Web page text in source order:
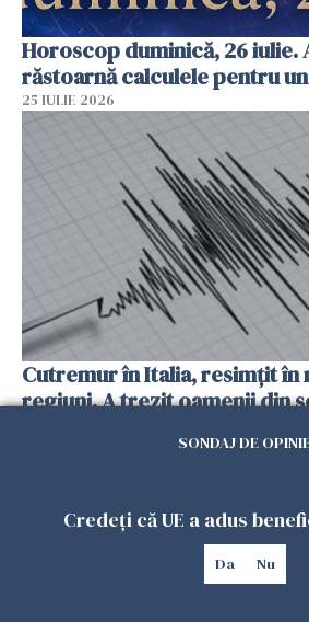
Horoscop duminică, 26 iulie.
răstoarnă calculele pentru
25 IULIE 2026
Cutremur în Italia, resimțit în
regiuni. A trezit oamenii din
SONDAJ DE
Credeți că UE a adus
Da Nu